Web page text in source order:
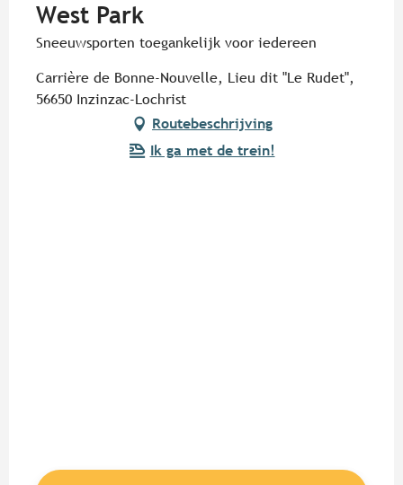
West Park
Sneeuwsporten toegankelijk voor iedereen
Carrière de Bonne-Nouvelle, Lieu dit "Le Rudet",
56650 Inzinzac-Lochrist
Routebeschrijving
Ik ga met de trein!